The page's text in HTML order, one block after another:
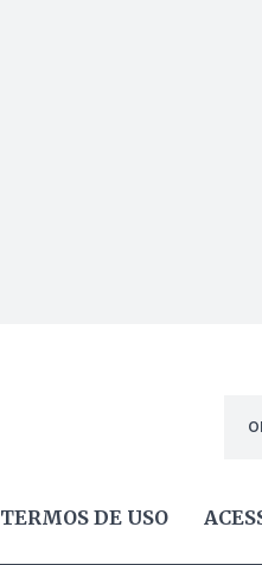
TERMOS DE USO